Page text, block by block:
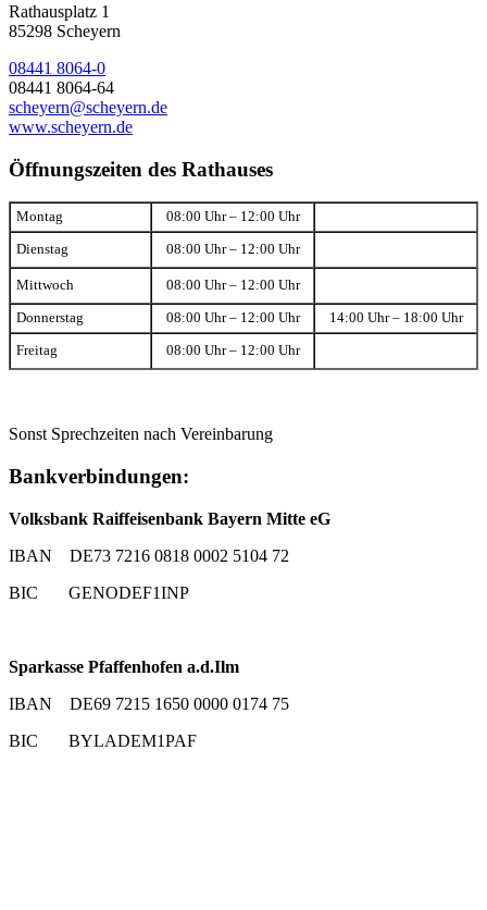
Rathausplatz 1
85298 Scheyern
08441 8064-0
08441 8064-64
scheyern@scheyern.de
www.scheyern.de
Öffnungszeiten des Rathauses
Montag 08:00 Uhr – 12:00 Uhr
Dienstag 08:00 Uhr – 12:00 Uhr
Mittwoch 08:00 Uhr – 12:00 Uhr
Donnerstag 08:00 Uhr – 12:00 Uhr 14:00 Uhr – 18:00 Uhr
Freitag 08:00 Uhr – 12:00 Uhr
Sonst Sprechzeiten nach Vereinbarung
Bankverbindungen:
Volksbank Raiffeisenbank Bayern Mitte eG
IBAN DE73 7216 0818 0002 5104 72
BIC GENODEF1INP
Sparkasse Pfaffenhofen a.d.Ilm
IBAN DE69 7215 1650 0000 0174 75
BIC BYLADEM1PAF